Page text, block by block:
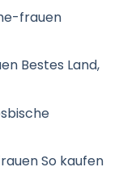
frauen
Bestes Land,
So kaufen